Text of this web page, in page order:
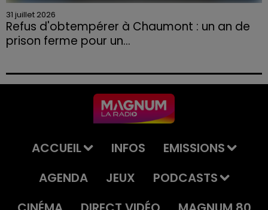
31 juillet 2026
Refus d'obtempérer à Chaumont : un an de
prison ferme pour un...
permis et la confiscation de son véhicule.
ACCUEIL INFOS
EMISSIONS
AGENDA
JEUX
PODCASTS